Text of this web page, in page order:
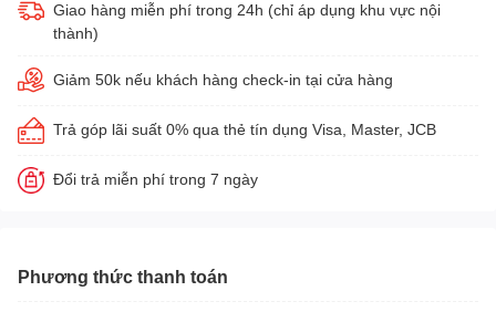
Giao hàng miễn phí trong 24h (chỉ áp dụng khu vực nội
thành)
Giảm 50k nếu khách hàng check-in tại cửa hàng
Trả góp lãi suất 0% qua thẻ tín dụng Visa, Master, JCB
Đổi trả miễn phí trong 7 ngày
Phương thức thanh toán